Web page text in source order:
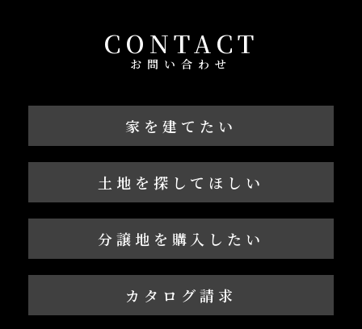
CONTACT
お問い合わせ
家を建てたい
土地を探してほしい
分譲地を購入したい
カタログ請求